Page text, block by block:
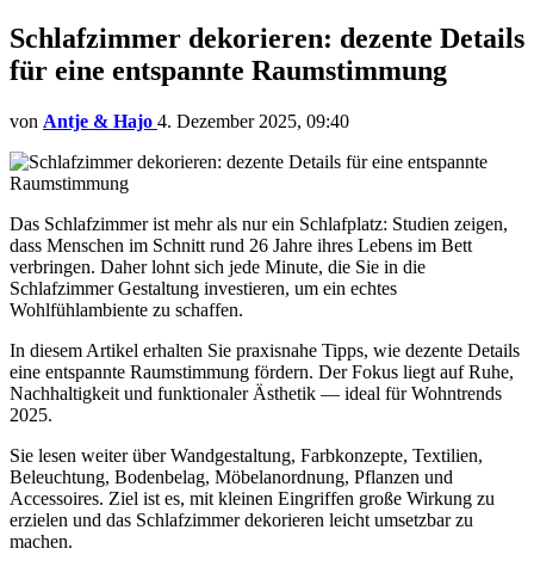
Schlafzimmer dekorieren: dezente Details
für eine entspannte Raumstimmung
von Antje & Hajo 4. Dezember 2025, 09:40
Das Schlafzimmer ist mehr als nur ein Schlafplatz: Studien zeigen,
dass Menschen im Schnitt rund 26 Jahre ihres Lebens im Bett
verbringen. Daher lohnt sich jede Minute, die Sie in die
Schlafzimmer Gestaltung investieren, um ein echtes
Wohlfühlambiente zu schaffen.
In diesem Artikel erhalten Sie praxisnahe Tipps, wie dezente Details
eine entspannte Raumstimmung fördern. Der Fokus liegt auf Ruhe,
Nachhaltigkeit und funktionaler Ästhetik — ideal für Wohntrends
2025.
Sie lesen weiter über Wandgestaltung, Farbkonzepte, Textilien,
Beleuchtung, Bodenbelag, Möbelanordnung, Pflanzen und
Accessoires. Ziel ist es, mit kleinen Eingriffen große Wirkung zu
erzielen und das Schlafzimmer dekorieren leicht umsetzbar zu
machen.